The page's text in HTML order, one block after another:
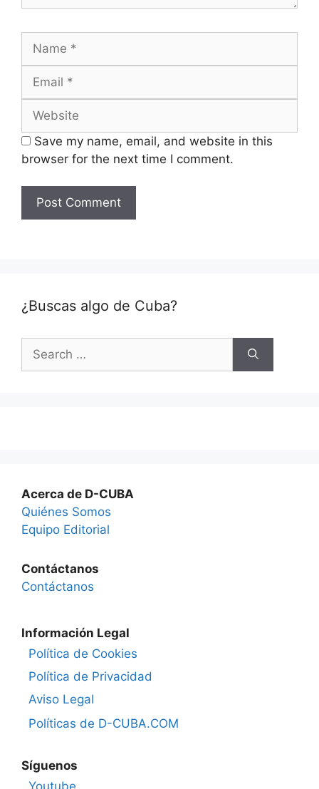
Save my name, email, and website in this
browser for the next time I comment.
¿Buscas algo de Cuba?
for:
Acerca de D-CUBA
Quiénes Somos
Equipo Editorial
Contáctanos
Contáctanos
Información Legal
Política de Cookies
Política de Privacidad
Aviso Legal
Políticas de D-CUBA.COM
Síguenos
Youtube